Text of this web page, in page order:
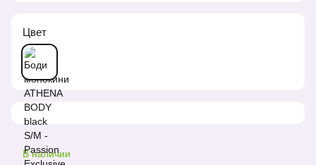
Цвет
В наличии